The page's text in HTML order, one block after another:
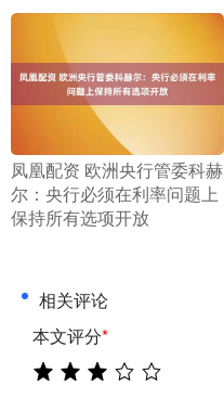
​凤凰配资 欧洲央行管委科赫
尔：央行必须在利率问题上
保持所有选项开放
相关评论
本文评分*